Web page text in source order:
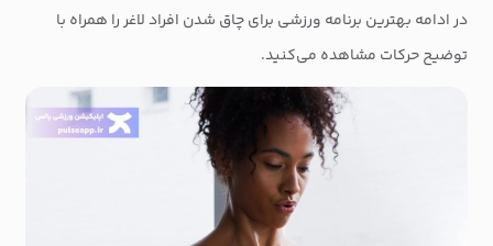
در ادامه بهترین برنامه ورزشی برای چاق شدن افراد لاغر را همراه با
توضیح حرکات مشاهده می‌کنید.